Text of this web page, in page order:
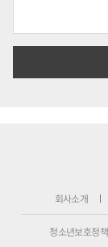
회사소개
청소년보호정책